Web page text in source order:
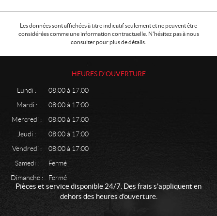
Les données sont affichées à titre indicatif seulement et ne peuvent être
considérées comme une information contractuelle. N'hésitez pas à nous
consulter pour plus de détails.
HEURES D'OUVERTURE
Lundi :
08:00 à 17:00
Mardi :
08:00 à 17:00
Mercredi :
08:00 à 17:00
Jeudi :
08:00 à 17:00
Vendredi :
08:00 à 17:00
Samedi :
Fermé
Dimanche :
Fermé
Pièces et service disponible 24/7. Des frais s'appliquent en
dehors des heures d'ouverture.